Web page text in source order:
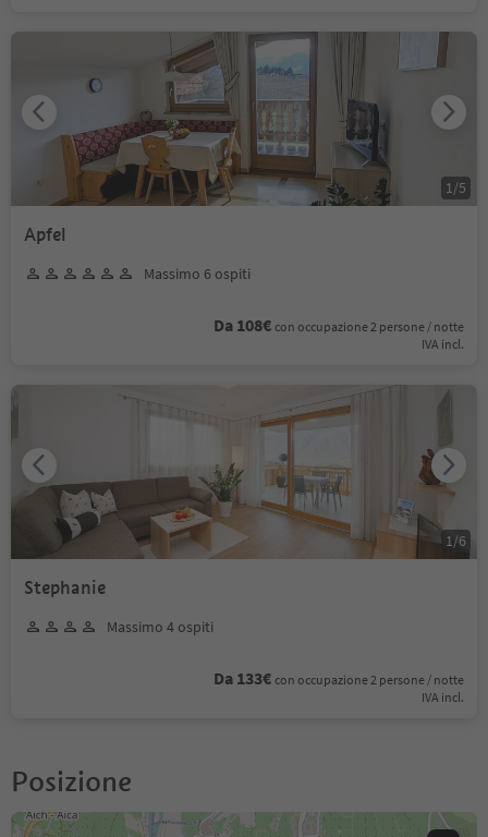
Apfel
Massimo 6 ospiti
Da 108€ con occupazione 2 persone / notte
IVA incl.
1 /5
Stephanie
Massimo 4 ospiti
Da 133€ con occupazione 2 persone / notte
IVA incl.
1 /6
Posizione